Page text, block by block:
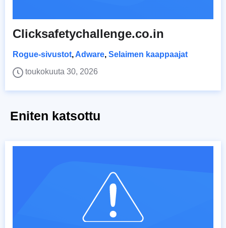
Clicksafetychallenge.co.in
Rogue-sivustot, Adware, Selaimen kaappaajat
toukokuuta 30, 2026
Eniten katsottu